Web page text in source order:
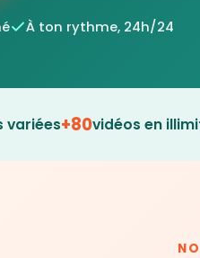
À ton rythme, 24h/24
variées+80vidéos en